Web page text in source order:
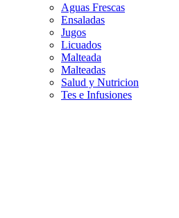
Aguas Frescas
Ensaladas
Jugos
Licuados
Malteada
Malteadas
Salud y Nutricion
Tes e Infusiones